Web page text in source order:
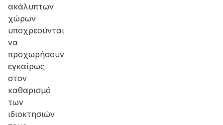
ακάλυπτων
χώρων
υποχρεούνται
να
προχωρήσουν
εγκαίρως
στον
καθαρισμό
των
ιδιοκτησιών